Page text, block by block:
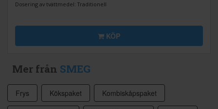
Dosering av tvättmedel: Traditionell
KÖP
Mer från SMEG
Frys Kökspaket Kombiskåpspaket